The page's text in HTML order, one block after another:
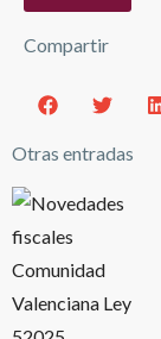
Compartir
Otras entradas